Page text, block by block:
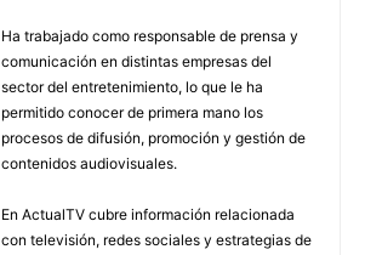
Ha trabajado como responsable de prensa y
comunicación en distintas empresas del
sector del entretenimiento, lo que le ha
permitido conocer de primera mano los
procesos de difusión, promoción y gestión de
contenidos audiovisuales.
En ActualTV cubre información relacionada
con televisión, redes sociales y estrategias de